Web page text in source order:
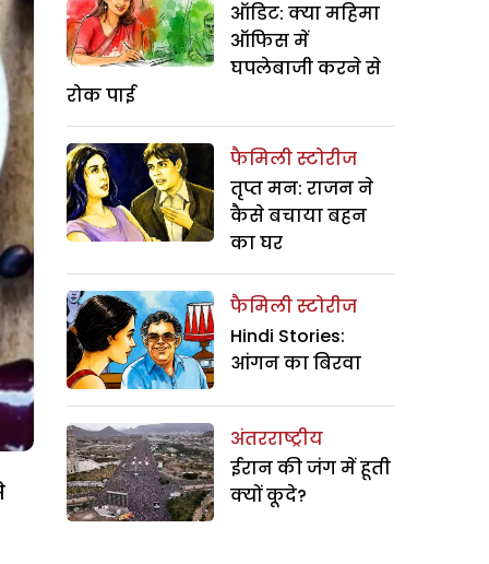
ऑडिट: क्या महिमा
ऑफिस में
घपलेबाजी करने से
रोक पाई
फैमिली स्टोरीज
तृप्त मन: राजन ने
कैसे बचाया बहन
का घर
फैमिली स्टोरीज
Hindi Stories:
आंगन का बिरवा
अंतरराष्ट्रीय
ईरान की जंग में हूती
क्यों कूदे?